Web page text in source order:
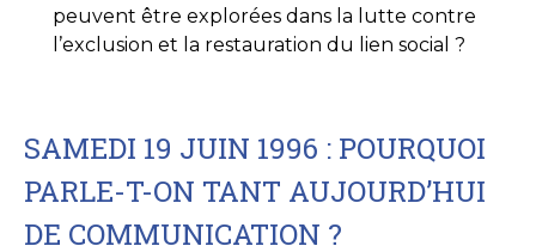
peuvent être explorées dans la lutte contre
l’exclusion et la restauration du lien social ?
SAMEDI 19 JUIN 1996 : POURQUOI
PARLE-T-ON TANT AUJOURD’HUI
DE COMMUNICATION ?